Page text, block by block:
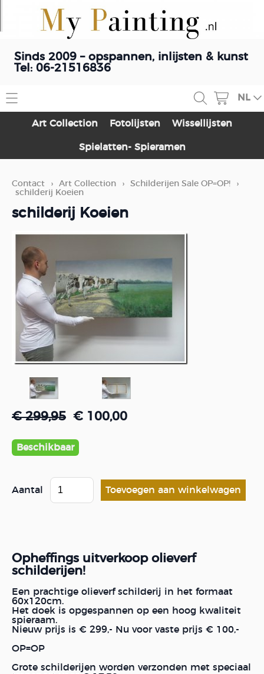
Sinds 2009 – opspannen, inlijsten & kunst
Tel: 06-21516836
Home
Contact
Webshop
Art Collection
Fotolijsten
Wissellijsten
Spielatten- Spieramen
Schilderij opspannen
Blog
NL
Art Collection Fotolijsten Wissellijsten
Spielatten- Spieramen
Contact › Art Collection › Schilderijen Sale OP=OP!
›
schilderij Koeien
schilderij Koeien
€ 299,95 € 100,00
Beschikbaar
Aantal
Opheffings uitverkoop olieverf
schilderijen!
Een prachtige olieverf schilderij in het formaat
60x120cm.
Het doek is opgespannen op een hoog kwaliteit
spieraam.
Nieuw prijs is € 299,- Nu voor vaste prijs € 100,-
OP=OP
Grote schilderijen worden verzonden met speciaal